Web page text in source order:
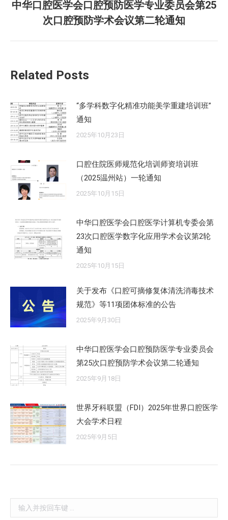
章：
未
来
的
中华口腔医学会口腔预防医学专业委员会第25
次口腔预防学术会议第二轮通知
Related Posts
“多学科数字化精准功能美学重建培训班”
通知
2025年10月23日
口腔住院医师规范化培训师资培训班
（2025温州站）一轮通知
2025年10月15日
中华口腔医学会口腔医学计算机专委会第
23次口腔医学数字化应用学术会议第2轮
通知
2025年10月15日
关于发布《口腔可摘修复体清洗消毒技术
规范》等11项团体标准的公告
2025年9月30日
中华口腔医学会口腔预防医学专业委员会
第25次口腔预防学术会议第二轮通知
2025年9月18日
世界牙科联盟（FDI）2025年世界口腔医学
大会学术日程
2025年9月5日
Search: